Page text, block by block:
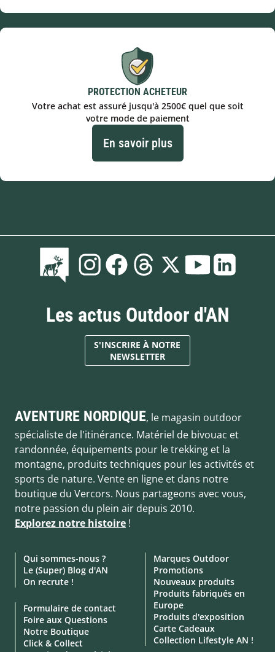
PROTECTION ACHETEUR
Votre achat est assuré jusqu'à 2500€ quel que soit
votre mode de paiement
En savoir plus
Les actus Outdoor d'AN
S'INSCRIRE À NOTRE
NEWSLETTER
AVENTURE NORDIQUE, le magasin outdoor
spécialiste de l'itinérance. Matériel de bivouac et
randonnée, équipements pour le trekking et la
montagne, produits techniques pour les activités et
sports de nature. Vente en ligne et dans notre
boutique du Vercors. Nous partageons avec vous,
notre passion du plein air depuis 2010.
Explorez notre histoire !
Qui sommes-nous ?
Le (Super) Blog d'AN
On recrute !
Formulaire de contact
Foire aux Questions
Notre Boutique
Click & Collect
Marques Outdoor
Promotions
Nouveaux produits
Produits fabriqués en
Europe
Produits d'exposition
Carte Cadeaux
Collection Lifestyle AN !